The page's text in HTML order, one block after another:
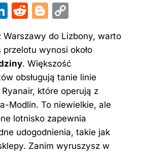
Li
k
e
dI
n
R
d
di
t
Bl
g
g
er
p
y
Li
n
k
Warszawy do Lizbony, warto
wynosi około
. Większość
obsługują tanie linie
które operują z
Modlin. To niewielkie, ale
lotnisko zapewnia
udogodnienia, takie jak
Zanim wyruszysz w